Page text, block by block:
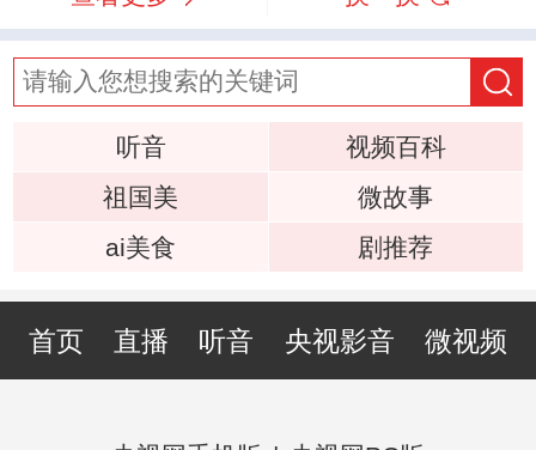
听音
视频百科
祖国美
微故事
ai美食
剧推荐
首页 直播 听音 央视影音 微视频